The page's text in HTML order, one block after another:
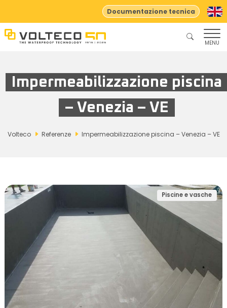
Documentazione tecnica
MENU
Impermeabilizzazione piscina
– Venezia – VE
Volteco Referenze Impermeabilizzazione piscina – Venezia – VE
Piscine e vasche